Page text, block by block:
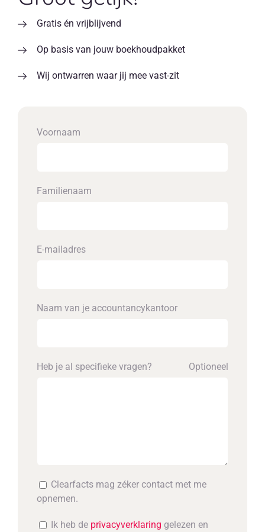
Gratis én vrijblijvend
Op basis van jouw boekhoudpakket
Wij ontwarren waar jij mee vast-zit
Voornaam
Familienaam
E-mailadres
Naam van je accounta­ncykantoor
Heb je al specifieke vragen? Optioneel
Clearfacts mag zéker contact met me
opnemen.
Ik heb de privacyverklaring gelezen en